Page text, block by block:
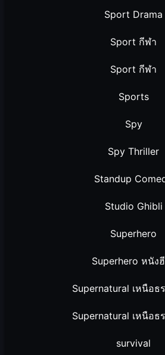
Sport Drama
Sport กีฬา
Sport กีฬา
Sports
Spy
Spy Thriller
Standup
Studio Ghibli
Superhero
Superhero หนัง
Supernatural เหนือธ
Supernatural เหนือธ
survival